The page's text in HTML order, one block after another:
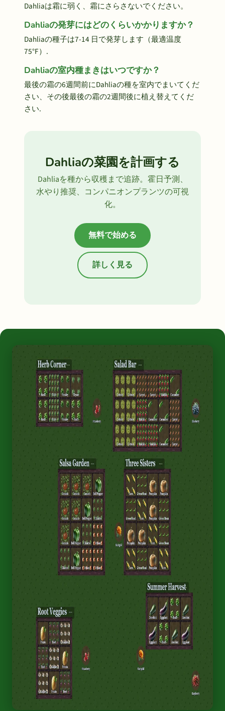
Dahliaは霜に弱く、霜にさらさないでください。
Dahliaの発芽にはどのくらいかかりますか？
Dahliaの種子は7-14 日で発芽します（最適温度
75°F）.
Dahliaの室内種まきはいつですか？
最後の霜の6週間前にDahliaの種を室内でまいてくだ
さい、その後最後の霜の2週間後に植え替えてくだ
さい.
Dahliaの菜園を計画する
Dahliaを種から収穫まで追跡。霍日予測、
水やり推奨、コンパニオンプランツの可視
化。
無料で始める
詳しく見る